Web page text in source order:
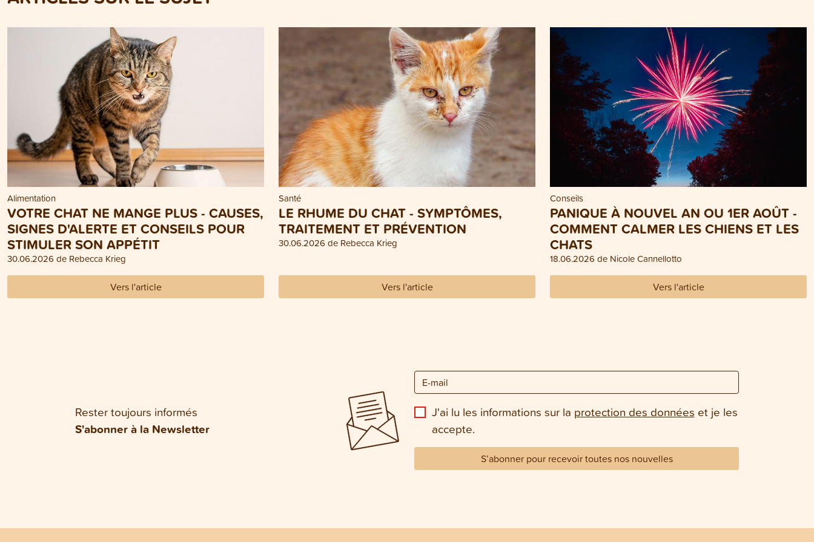
Alimentation
VOTRE CHAT NE MANGE PLUS - CAUSES,
SIGNES D'ALERTE ET CONSEILS POUR
STIMULER SON APPÉTIT
30.06.2026 de Rebecca Krieg
Vers l'article
Santé
LE RHUME DU CHAT - SYMPTÔMES,
TRAITEMENT ET PRÉVENTION
30.06.2026 de Rebecca Krieg
Vers l'article
Conseils
PANIQUE À NOUVEL AN OU 1ER AOÛT -
COMMENT CALMER LES CHIENS ET LES
CHATS
18.06.2026 de Nicole Cannellotto
Vers l'article
Rester toujours informés
S'abonner à la Newsletter
J'ai lu les informations sur la protection des données et je les
accepte.
S’abonner pour recevoir toutes nos nouvelles